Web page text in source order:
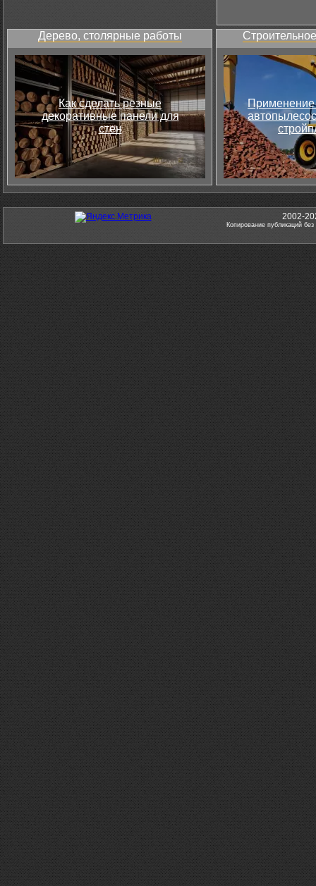
Дерево, столярные работы
Как сделать резные
декоративные панели для
стен
Применение
2002-
Копирование публикаций